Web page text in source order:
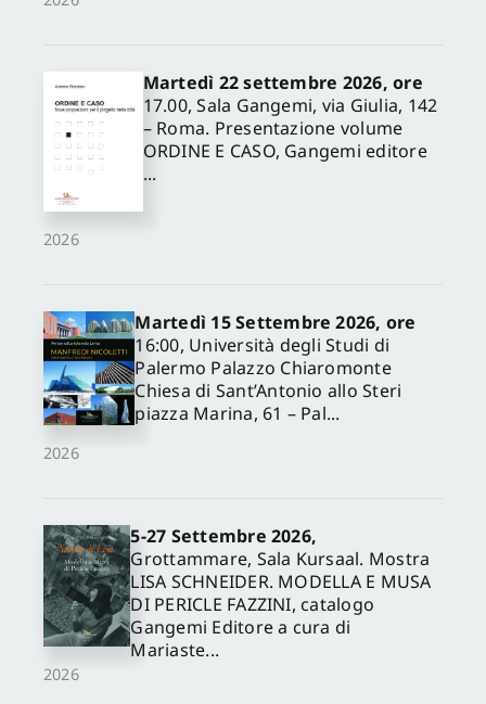
2026
Martedì 22 settembre 2026, ore
17.00, Sala Gangemi, via Giulia, 142
– Roma. Presentazione volume
ORDINE E CASO, Gangemi editore
...
2026
Martedì 15 Settembre 2026, ore
16:00, Università degli Studi di
Palermo Palazzo Chiaromonte
Chiesa di Sant’Antonio allo Steri
piazza Marina, 61 – Pal...
2026
5-27 Settembre 2026,
Grottammare, Sala Kursaal. Mostra
LISA SCHNEIDER. MODELLA E MUSA
DI PERICLE FAZZINI, catalogo
Gangemi Editore a cura di
Mariaste...